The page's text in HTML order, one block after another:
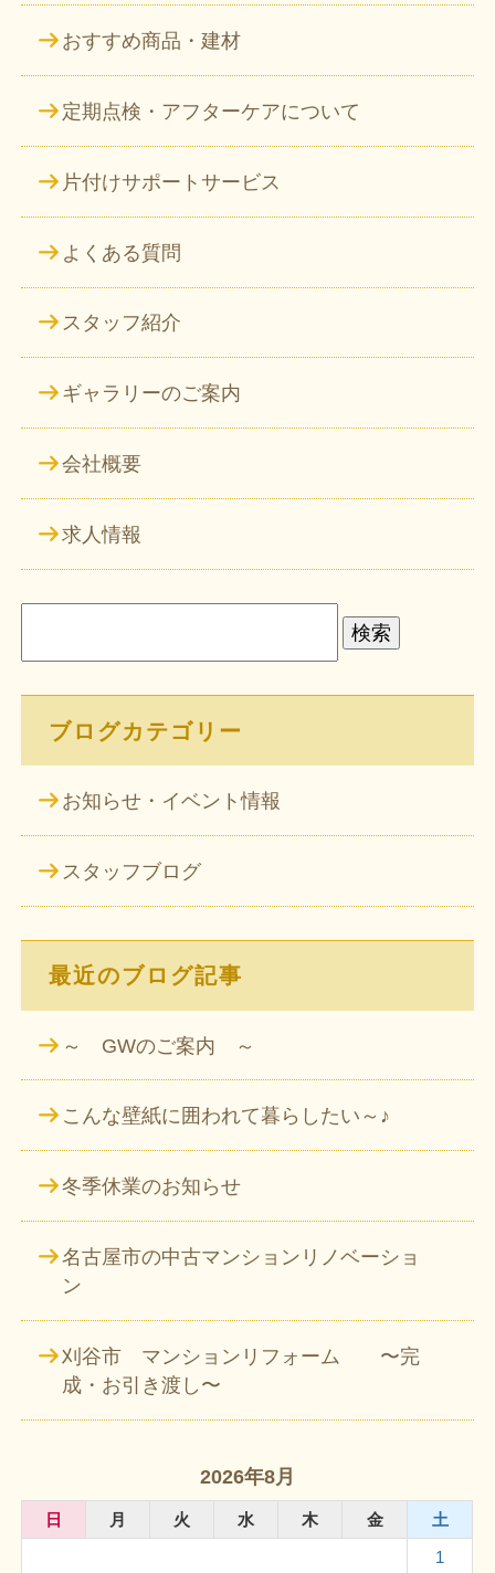
おすすめ商品・建材
定期点検・アフターケアについて
片付けサポートサービス
よくある質問
スタッフ紹介
ギャラリーのご案内
会社概要
求人情報
ブログカテゴリー
お知らせ・イベント情報
スタッフブログ
最近のブログ記事
～ GWのご案内 ～
こんな壁紙に囲われて暮らしたい～♪
冬季休業のお知らせ
名古屋市の中古マンションリノベーショ
ン
刈谷市 マンションリフォーム 〜完
成・お引き渡し〜
2026年8月
日 月 火 水 木 金
土
1